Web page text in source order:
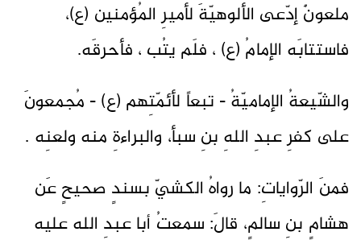
ملعونٌ إدّعى الألوهيّةَ لأميرِ المُؤمنين (ع)،
فاستتابَه الإمامُ (ع) ، فلَم يتُب ، فأحرقَه.
والشّيعةُ الإماميّةُ - تبعاً لأئمّتِهم (ع) - مُجمعونَ
على كفرِ عبدِ اللهِ بنِ سبأ، والبراءةِ منه ولعنِه .
فمنَ الرّواياتِ: ما رواهُ الكشيّ بسندٍ صحيحٍ عَن
هشامٍ بنِ سالمٍ، قالَ: سمعتُ أبا عبدِ الله عليه